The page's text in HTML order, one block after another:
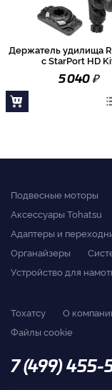
Держатель удилища
с StarPort HD
5 040₽
Подвесные моторы
Аксессуары Tohatsu
Адаптеры и
Органайзеры
Устройство для
Тохатсу О
Файлы cookie
7 (499) 455-